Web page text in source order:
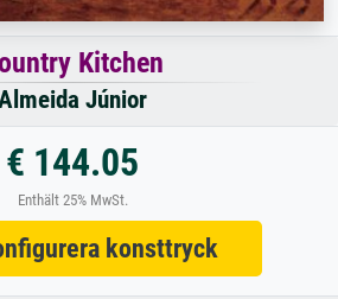
Kitchen
Júnior
€ 144.05
Enthält 25% MwSt.
konsttryck